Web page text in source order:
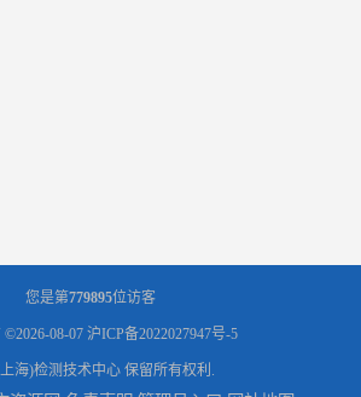
您是第779895位访客
08-07 沪ICP备2022027947号-5
海)检测技术中心 保留所有权利.